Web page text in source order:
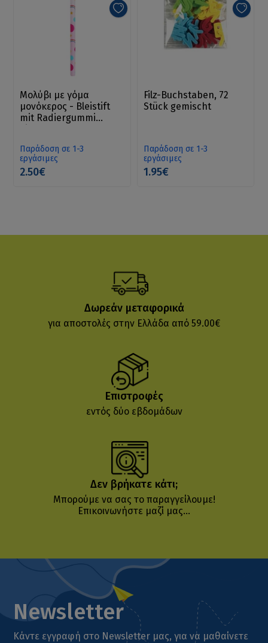
Μολύβι με γόμα
μονόκερος - Bleistift
mit Radiergummi
Παράδοση σε 1-3
εργάσιμες
2.50€
Filz-Buchstaben, 72
Stück gemischt
Παράδοση σε 1-3
εργάσιμες
1.95€
Δωρεάν μεταφορικά
για αποστολές στην Ελλάδα από 59.00€
Επιστροφές
εντός δύο εβδομάδων
Δεν βρήκατε κάτι;
Μπορούμε να σας το παραγγείλουμε!
Επικοινωνήστε μαζί μας...
Newsletter
Κάντε εγγραφή στο Newsletter μας, για να μαθαίνετε